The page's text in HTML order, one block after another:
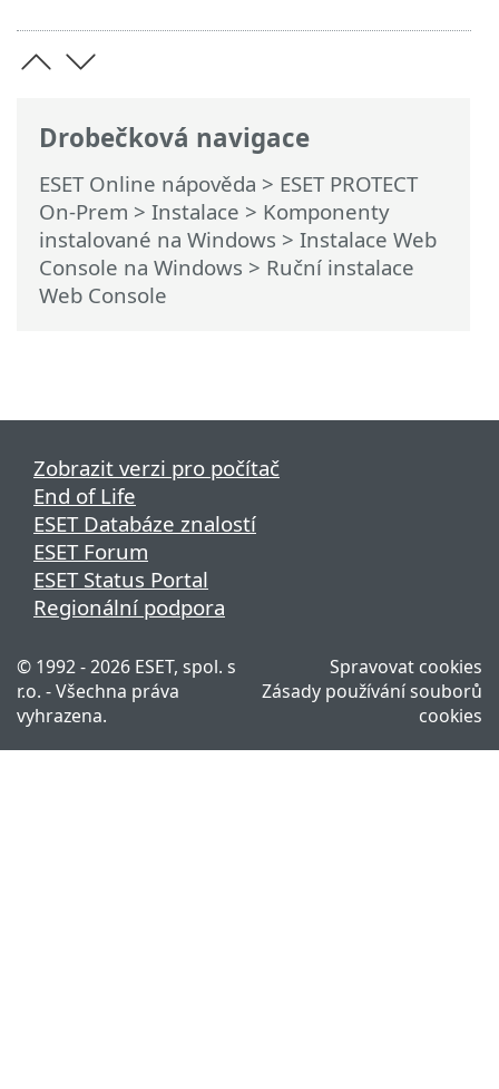
Drobečková navigace
ESET Online nápověda > ESET PROTECT
On-Prem > Instalace > Komponenty
instalované na Windows > Instalace Web
Console na Windows > Ruční instalace
Web Console
Zobrazit verzi pro počítač
End of Life
ESET Databáze znalostí
ESET Forum
ESET Status Portal
Regionální podpora
© 1992 - 2026 ESET, spol. s
r.o. - Všechna práva
vyhrazena.
Spravovat cookies
Zásady používání souborů
cookies